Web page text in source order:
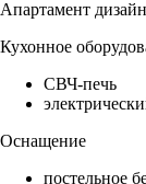
Апартамент
Кухонное
СВЧ-печь
Оснащение
постельное